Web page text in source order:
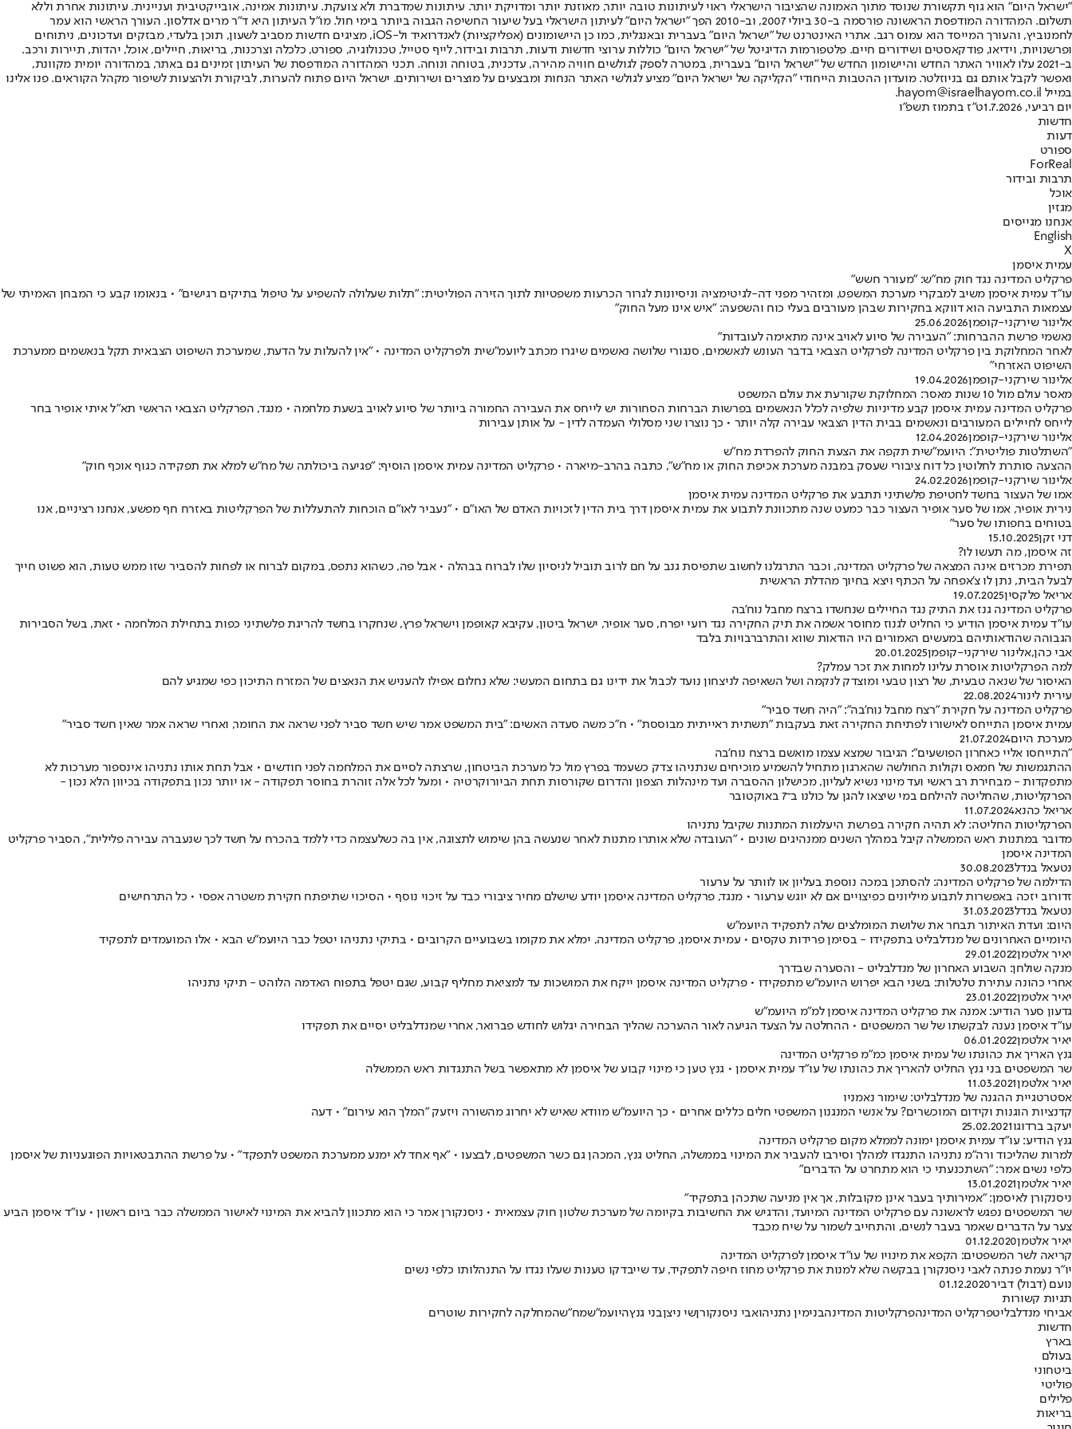
"ישראל היום" הוא גוף תקשורת שנוסד מתוך האמונה שהציבור הישראלי ראוי לעיתונות טובה יותר, מאוזנת יותר ומדויקת יותר. עיתונות שמדברת ולא צועקת. עיתונות אמינה, אובייקטיבית ועניינית. עיתונות אחרת וללא
תשלום. המהדורה המודפסת הראשונה פורסמה ב-30 ביולי 2007, וב-2010 הפך "ישראל היום" לעיתון הישראלי בעל שיעור החשיפה הגבוה ביותר בימי חול. מו"ל העיתון היא ד"ר מרים אדלסון. העורך הראשי הוא עמר
לחמנוביץ, והעורך המייסד הוא עמוס רגב. אתרי האינטרנט של "ישראל היום" בעברית ובאנגלית, כמו כן היישומונים (אפליקציות) לאנדרואיד ול-iOS, מציגים חדשות מסביב לשעון, תוכן בלעדי, מבזקים ועדכונים, ניתוחים
ופרשנויות, וידיאו, פודקאסטים ושידורים חיים. פלטפורמות הדיגיטל של "ישראל היום" כוללות ערוצי חדשות ודעות, תרבות ובידור, לייף סטייל, טכנולוגיה, ספורט, כלכלה וצרכנות, בריאות, חיילים, אוכל, יהדות, תיירות ורכב.
ב-2021 עלו לאוויר האתר החדש והיישומון החדש של "ישראל היום" בעברית, במטרה לספק לגולשים חוויה מהירה, עדכנית, בטוחה ונוחה. תכני המהדורה המודפסת של העיתון זמינים גם באתר, במהדורה יומית מקוונת,
ואפשר לקבל אותם גם בניוזלטר. מועדון ההטבות הייחודי "הקליקה של ישראל היום" מציע לגולשי האתר הנחות ומבצעים על מוצרים ושירותים. ישראל היום פתוח להערות, לביקורת ולהצעות לשיפור מקהל הקוראים. פנו אלינו
במייל hayom@israelhayom.co.il.
יום רביעי, 1.7.2026
ט"ז בתמוז תשפ"ו
חדשות
דעות
ספורט
ForReal
תרבות ובידור
אוכל
מגזין
אנחנו מגייסים
English
X
עמית איסמן
פרקליט המדינה נגד חוק מח"ש: "מעורר חשש"
עו"ד עמית איסמן משיב למבקרי מערכת המשפט, ומזהיר מפני דה-לגיטימציה וניסיונות לגרור הכרעות משפטיות לתוך הזירה הפוליטית: "תלות שעלולה להשפיע על טיפול בתיקים רגישים" • בנאומו קבע כי המבחן האמיתי של
עצמאות התביעה הוא דווקא בחקירות שבהן מעורבים בעלי כוח והשפעה: "איש אינו מעל החוק"
אלינור שירקני-קופמן25.06.2026
נאשמי פרשת ההברחות: "העבירה של סיוע לאויב אינה מתאימה לעובדות"
לאחר המחלוקת בין פרקליט המדינה לפרקליט הצבאי בדבר העונש לנאשמים, סנגורי שלושה נאשמים שיגרו מכתב ליועמ"שית ולפרקליט המדינה • "אין להעלות על הדעת, שמערכת השיפוט הצבאית תקל בנאשמים ממערכת
השיפוט האזרחי"
אלינור שירקני-קופמן19.04.2026
מאסר עולם מול 10 שנות מאסר: המחלוקת שקורעת את עולם המשפט
פרקליט המדינה עמית איסמן קבע מדיניות שלפיה לכלל הנאשמים בפרשות הברחות הסחורות יש לייחס את העבירה החמורה ביותר של סיוע לאויב בשעת מלחמה • מנגד, הפרקליט הצבאי הראשי תא״ל איתי אופיר בחר
לייחס לחיילים המעורבים ונאשמים בבית הדין הצבאי עבירה קלה יותר • כך נוצרו שני מסלולי העמדה לדין - על אותן עבירות
אלינור שירקני-קופמן12.04.2026
"השתלטות פוליטית": היועמ"שית תקפה את הצעת החוק להפרדת מח"ש
ההצעה סותרת לחלוטין כל דוח ציבורי שעסק במבנה מערכת אכיפת החוק או מח״ש", כתבה בהרב-מיארה • פרקליט המדינה עמית איסמן הוסיף: "פגיעה ביכולתה של מח"ש למלא את תפקידה כגוף אוכף חוק"
אלינור שירקני-קופמן24.02.2026
אמו של העצור בחשד לחטיפת פלשתיני תתבע את פרקליט המדינה עמית איסמן
נירית אופיר, אמו של סער אופיר העצור כבר כמעט שנה מתכוונת לתבוע את עמית איסמן דרך בית הדין לזכויות האדם של האו"ם • "נעביר לאו"ם הוכחות להתעללות של הפרקליטות באזרח חף מפשע, אנחנו רציניים, אנו
בטוחים בחפותו של סער"
דני זקן15.10.2025
זה איסמן, מה תעשו לו?
תפירת מכרזים אינה המצאה של פרקליט המדינה, וכבר התרגלנו לחשוב שתפיסת גנב על חם לרוב תוביל לניסיון שלו לברוח בבהלה • אבל פה, כשהוא נתפס, במקום לברוח או לפחות להסביר שזו ממש טעות, הוא פשוט חייך
לבעל הבית, נתן לו צ'אפחה על הכתף ויצא בחיוך מהדלת הראשית
אריאל פלקסין19.07.2025
פרקליט המדינה גנז את התיק נגד החיילים שנחשדו ברצח מחבל נוח'בה
עו"ד עמית איסמן הודיע כי החליט לגנוז מחוסר אשמה את תיק החקירה נגד רועי יפרח, סער אופיר, ישראל ביטון, עקיבא קאופמן וישראל פרץ, שנחקרו בחשד להריגת פלשתיני כפות בתחילת המלחמה • זאת, בשל הסבירות
הגבוהה שהודאותיהם במעשים האמורים היו הודאות שווא והתרברבויות בלבד
אבי כהן,אלינור שירקני-קופמן20.01.2025
למה הפרקליטות אוסרת עלינו למחות את זכר עמלק?
האיסור של שנאה טבעית, של רצון טבעי ומוצדק לנקמה ושל השאיפה לניצחון נועד לכבול את ידינו גם בתחום המעשי: שלא נחלום אפילו להעניש את הנאצים של המזרח התיכון כפי שמגיע להם
עירית לינור22.08.2024
פרקליט המדינה על חקירת "רצח מחבל נוח'בה": "היה חשד סביר"
עמית איסמן התייחס לאישורו לפתיחת החקירה זאת בעקבות "תשתית ראייתית מבוססת" • ח"כ משה סעדה האשים: "בית המשפט אמר שיש חשד סביר לפני שראה את החומר, ואחרי שראה אמר שאין חשד סביר"
מערכת היום21.07.2024
"התייחסו אליי כאחרון הפושעים": הגיבור שמצא עצמו מואשם ברצח נוח'בה
ההתגמשות של חמאס וקולות החולשה שהארגון מתחיל להשמיע מוכיחים שנתניהו צדק כשעמד בפרץ מול כל מערכת הביטחון, שרצתה לסיים את המלחמה לפני חודשים • אבל תחת אותו נתניהו אינספור מערכות לא
מתפקדות - מבחירת רב ראשי ועד מינוי נשיא לעליון, מכישלון ההסברה ועד מינהלות הצפון והדרום שקורסות תחת הביורוקרטיה • ומעל לכל אלה זוהרת בחוסר תפקודה - או יותר נכון בתפקודה בכיוון הלא נכון -
הפרקליטות, שהחליטה להילחם במי שיצאו להגן על כולנו ב־7 באוקטובר
אריאל כהנא11.07.2024
הפרקליטות החליטה: לא תהיה חקירה בפרשת היעלמות המתנות שקיבל נתניהו
מדובר במתנות ראש הממשלה קיבל במהלך השנים ממנהיגים שונים • "העובדה שלא אותרו מתנות לאחר שנעשה בהן שימוש לתצוגה, אין בה כשלעצמה כדי ללמד בהכרח על חשד לכך שנעברה עבירה פלילית", הסביר פרקליט
המדינה איסמן
נטעאל בנדל30.08.2023
הדילמה של פרקליט המדינה: להסתכן במכה נוספת בעליון או לוותר על ערעור
זדורוב יזכה באפשרות לתבוע מיליונים כפיצויים אם לא יוגש ערעור • מנגד, פרקליט המדינה איסמן יודע שישלם מחיר ציבורי כבד על זיכוי נוסף • הסיכוי שתיפתח חקירת משטרה אפסי • כל התרחישים
נטעאל בנדל31.03.2023
היום: ועדת האיתור תבחר את שלושת המומלצים שלה לתפקיד היועמ"ש
היומיים האחרונים של מנדלבליט בתפקידו - בסימן פרידות טקסים • עמית איסמן, פרקליט המדינה, ימלא את מקומו בשבועיים הקרובים • בתיקי נתניהו יטפל כבר היועמ"ש הבא • אלו המועמדים לתפקיד
יאיר אלטמן29.01.2022
מנקה שולחן: השבוע האחרון של מנדלבליט - והסערה שבדרך
אחרי כהונה עתירת טלטלות: בשני הבא יפרוש היועמ"ש מתפקידו • פרקליט המדינה איסמן ייקח את המושכות עד למציאת מחליף קבוע, שגם יטפל בתפוח האדמה הלוהט - תיקי נתניהו
יאיר אלטמן23.01.2022
גדעון סער הודיע: אמנה את פרקליט המדינה איסמן למ"מ היועמ"ש
עו"ד איסמן נענה לבקשתו של שר המשפטים • ההחלטה על הצעד הגיעה לאור ההערכה שהליך הבחירה יגלוש לחודש פברואר, אחרי שמנדלבליט יסיים את תפקידו
יאיר אלטמן06.01.2022
גנץ האריך את כהונתו של עמית איסמן כמ"מ פרקליט המדינה
שר המשפטים בני גנץ החליט להאריך את כהונתו של עו"ד עמית איסמן • גנץ טען כי מינוי קבוע של איסמן לא מתאפשר בשל התנגדות ראש הממשלה
יאיר אלטמן11.03.2021
אסטרטגיית ההגנה של מנדלבליט: שימור נאמניו
קדנציות הוגנות וקידום המוכשרים? על אנשי המנגנון המשפטי חלים כללים אחרים • כך היועמ"ש מוודא שאיש לא יחרוג מהשורה ויזעק "המלך הוא עירום" • דעה
יעקב ברדוגו25.02.2021
גנץ הודיע: עו"ד עמית איסמן ימונה לממלא מקום פרקליט המדינה
למרות שהליכוד ורה"מ נתניהו התנגדו למהלך וסירבו להעביר את המינוי בממשלה, החליט גנץ, המכהן גם כשר המשפטים, לבצעו • "אף אחד לא ימנע ממערכת המשפט לתפקד" • על פרשת ההתבטאויות הפוגעניות של איסמן
כלפי נשים אמר: "השתכנעתי כי הוא מתחרט על הדברים"
יאיר אלטמן13.01.2021
ניסנקורן לאיסמן: "אמירותיך בעבר אינן מקובלות, אך אין מניעה שתכהן בתפקיד"
שר המשפטים נפגש לראשונה עם פרקליט המדינה המיועד, והדגיש את החשיבות בקיומה של מערכת שלטון חוק עצמאית • ניסנקורן אמר כי הוא מתכוון להביא את המינוי לאישור הממשלה כבר ביום ראשון • עו"ד איסמן הביע
צער על הדברים שאמר בעבר לנשים, והתחייב לשמור על שיח מכבד
יאיר אלטמן01.12.2020
קריאה לשר המשפטים: הקפא את מינויו של עו"ד איסמן לפרקליט המדינה
יו"ר נעמת פנתה לאבי ניסנקורן בבקשה שלא למנות את פרקליט מחוז חיפה לתפקיד, עד שייבדקו טענות שעלו נגדו על התנהלותו כלפי נשים
נועם (דבול) דביר01.12.2020
תגיות קשורות
אביחי מנדלבליטפרקליט המדינהפרקליטות המדינהבנימין נתניהואבי ניסנקורןשי ניצןבני גנץהיועמ"שמח"שהמחלקה לחקירות שוטרים
חדשות
בארץ
בעולם
ביטחוני
פוליטי
פלילים
בריאות